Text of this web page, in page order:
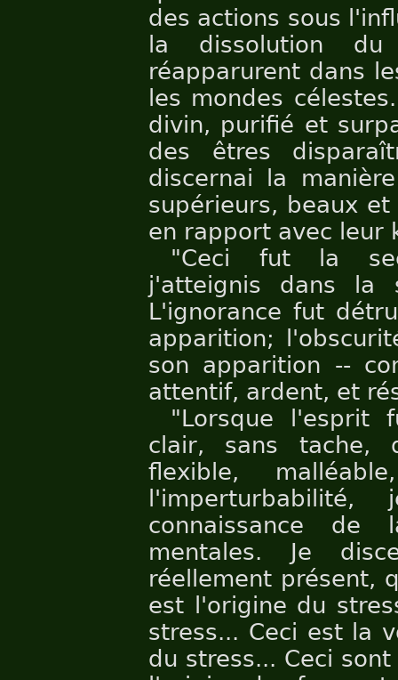
des actions sous
la dissolution
réapparurent dans
les mondes
divin, purifié et
des êtres
discernai la
supérieurs, beaux
en rapport avec leur
"Ceci fut la
j'atteignis dans la
L'ignorance fut
apparition;
son apparition --
attentif, ardent, et
"Lorsque l'esprit
clair, sans tache,
flexible,
connaissance de
mentales. Je
réellement présent,
est l'origine du
stress... Ceci est la
du stress... Ceci